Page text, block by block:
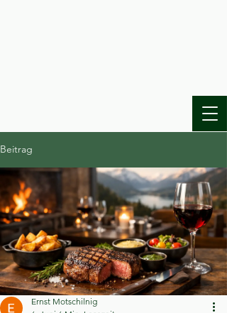
Beitrag
Ernst Motschilnig